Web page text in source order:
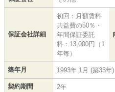
保証会社詳細
初回：月額賃料
共益費の50％・
年間保証委託
料：13,000円（1
年毎）
築年月 1993年 1月 (築33年)
契約期間 2年